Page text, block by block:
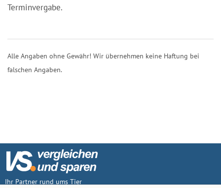
Terminvergabe.
Alle Angaben ohne Gewähr! Wir übernehmen keine Haftung bei
falschen Angaben.
Ihr Partner rund ums Tier